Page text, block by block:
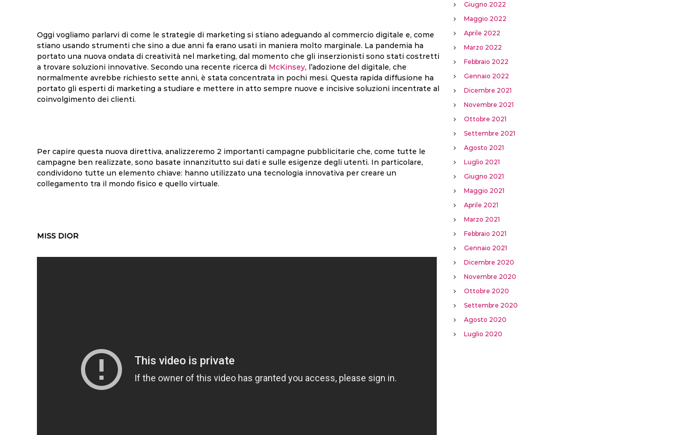
Oggi vogliamo parlarvi di come le strategie di marketing si stiano adeguando al commercio digitale e, come
stiano usando strumenti che sino a due anni fa erano usati in maniera molto marginale. La pandemia ha
portato una nuova ondata di creatività nel marketing, dal momento che gli inserzionisti sono stati costretti
a trovare soluzioni innovative. Secondo una recente ricerca di McKinsey, l’adozione del digitale, che
normalmente avrebbe richiesto sette anni, è stata concentrata in pochi mesi. Questa rapida diffusione ha
portato gli esperti di marketing a studiare e mettere in atto sempre nuove e incisive soluzioni incentrate al
coinvolgimento dei clienti.
Per capire questa nuova direttiva, analizzeremo 2 importanti campagne pubblicitarie che, come tutte le
campagne ben realizzate, sono basate innanzitutto sui dati e sulle esigenze degli utenti. In particolare,
condividono tutte un elemento chiave: hanno utilizzato una tecnologia innovativa per creare un
collegamento tra il mondo fisico e quello virtuale.
MISS DIOR
Giugno 2022
Maggio 2022
Aprile 2022
Marzo 2022
Febbraio 2022
Gennaio 2022
Dicembre 2021
Novembre 2021
Ottobre 2021
Settembre 2021
Agosto 2021
Luglio 2021
Giugno 2021
Maggio 2021
Aprile 2021
Marzo 2021
Febbraio 2021
Gennaio 2021
Dicembre 2020
Novembre 2020
Ottobre 2020
Settembre 2020
Agosto 2020
Luglio 2020